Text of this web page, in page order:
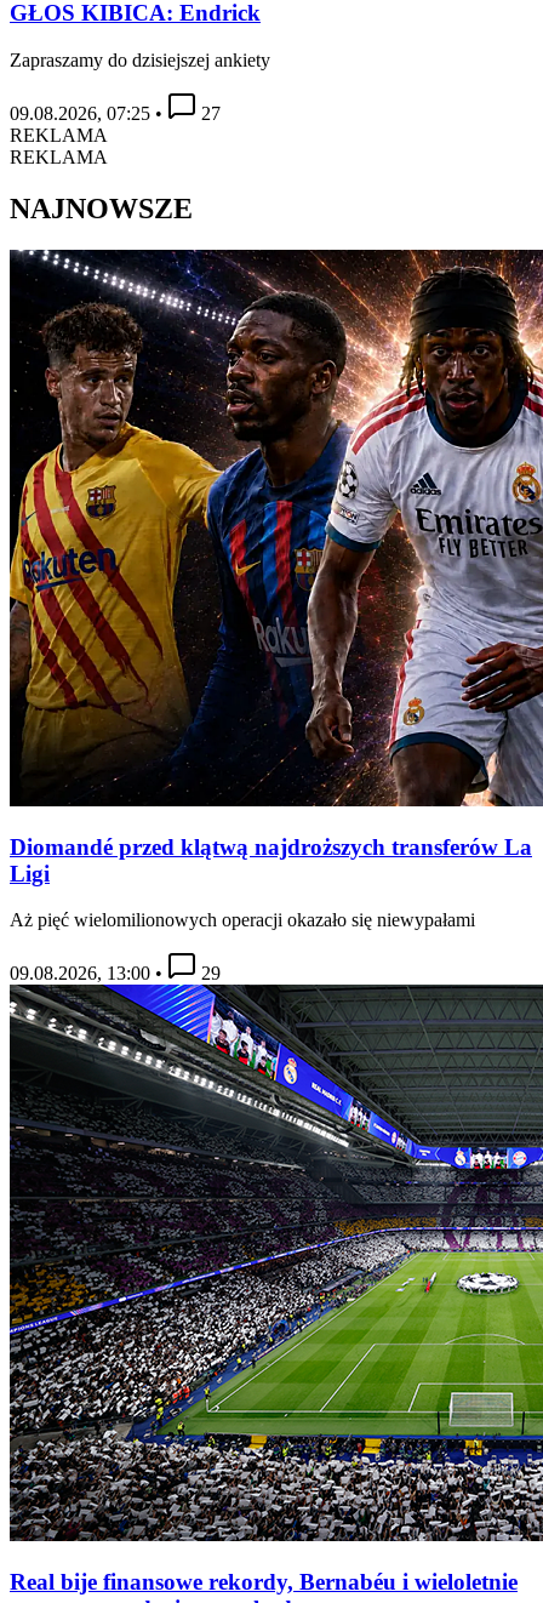
GŁOS KIBICA: Endrick
Zapraszamy do dzisiejszej ankiety
09.08.2026, 07:25 •
27
REKLAMA
REKLAMA
NAJNOWSZE
Diomandé przed klątwą najdroższych transferów La
Ligi
Aż pięć wielomilionowych operacji okazało się niewypałami
09.08.2026, 13:00 • 29
Real bije finansowe rekordy, Bernabéu i wieloletnie